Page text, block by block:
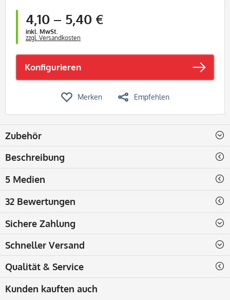
ab
4,10 – 1 Stück
5,40 €
inkl. MwSt.
zzgl. Versandkosten
Konfigurieren
Merken Empfehlen
Zubehör
Beschreibung
5 Medien
32 Bewertungen
Sichere Zahlung
Schneller Versand
Qualität & Service
Kunden kauften auch